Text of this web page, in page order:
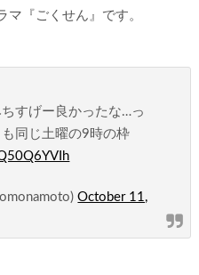
『ごくせん』です。
すげー良かったな…っ
同じ土曜の9時の枠
October 11,